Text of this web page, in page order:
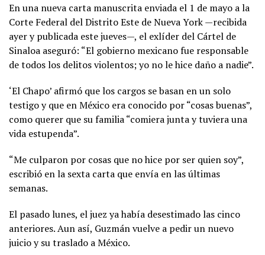
En una nueva carta manuscrita enviada el 1 de mayo a la
Corte Federal del Distrito Este de Nueva York —recibida
ayer y publicada este jueves—, el exlíder del Cártel de
Sinaloa aseguró: “El gobierno mexicano fue responsable
de todos los delitos violentos; yo no le hice daño a nadie”.
‘El Chapo’ afirmó que los cargos se basan en un solo
testigo y que en México era conocido por “cosas buenas”,
como querer que su familia “comiera junta y tuviera una
vida estupenda”.
“Me culparon por cosas que no hice por ser quien soy”,
escribió en la sexta carta que envía en las últimas
semanas.
El pasado lunes, el juez ya había desestimado las cinco
anteriores. Aun así, Guzmán vuelve a pedir un nuevo
juicio y su traslado a México.